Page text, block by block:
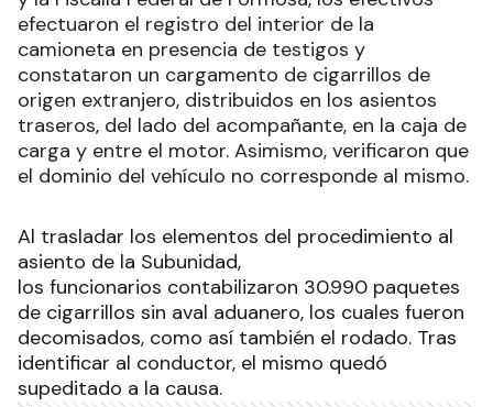
efectuaron el registro del interior de la
camioneta en presencia de testigos y
constataron un cargamento de cigarrillos de
origen extranjero, distribuidos en los asientos
traseros, del lado del acompañante, en la caja de
carga y entre el motor. Asimismo, verificaron que
el dominio del vehículo no corresponde al mismo.
Al trasladar los elementos del procedimiento al
asiento de la Subunidad,
los funcionarios contabilizaron 30.990 paquetes
de cigarrillos sin aval aduanero, los cuales fueron
decomisados, como así también el rodado. Tras
identificar al conductor, el mismo quedó
supeditado a la causa.